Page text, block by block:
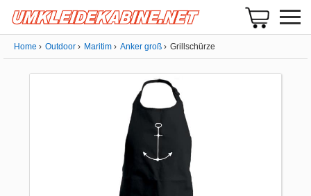
Home Outdoor Maritim Anker groß Grillschürze